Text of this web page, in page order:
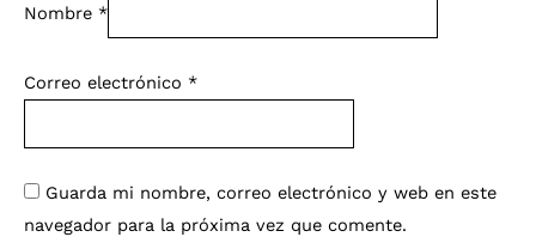
Nombre *
Correo electrónico *
Guarda mi nombre, correo electrónico y web en este
navegador para la próxima vez que comente.